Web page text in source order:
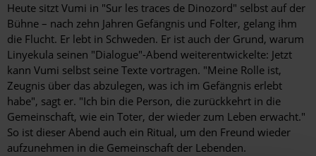
Heute sitzt Vumi in "Sur les traces de Dinozord" selbst auf der
Bühne – nach zehn Jahren Gefängnis und Folter, gelang ihm
die Flucht. Er lebt in Schweden. Er ist auch der Grund, warum
Linyekula seinen "Dialogue"-Abend weiterentwickelte: Jetzt
kann Vumi selbst seine Texte vortragen. "Meine Rolle ist,
Zeugnis über das abzulegen, was ich im Gefängnis erlebt
habe", sagt er. "Ich bin die Person, die zurückkehrt in die
Gemeinschaft, wie ein Toter, der wieder zum Leben erwacht."
So ist dieser Abend auch ein Ritual, um den Freund wieder
aufzunehmen in die Gemeinschaft der Lebenden.